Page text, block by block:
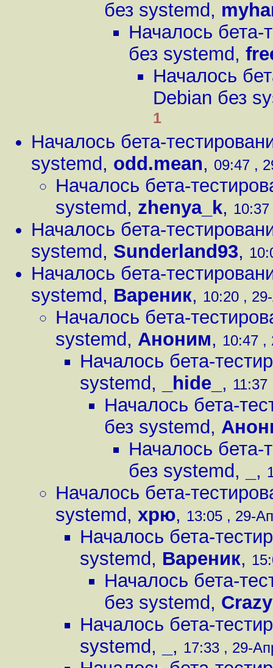
без systemd,
Началось бета-
без systemd,
Началось
Debian без
1
Началось бета-
systemd, odd.mean, 09:47 ,
Началось бета-
systemd, zhenya_k,
Началось бета-
systemd, Sunderland93,
Началось бета-
systemd, Вареник, 10:20 ,
Началось бета-
systemd, Аноним, 10:47 ,
Началось бета-
systemd, _hide_ ,
Началось бета-
без systemd,
Началось бета-
без systemd, ,
Началось бета-
systemd, хрю, 13:05 , 29-
Началось бета-
systemd, Вареник,
Началось бета-
без systemd,
Началось бета-
systemd, , 17:33 , 29-